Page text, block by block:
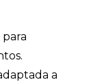
para
a